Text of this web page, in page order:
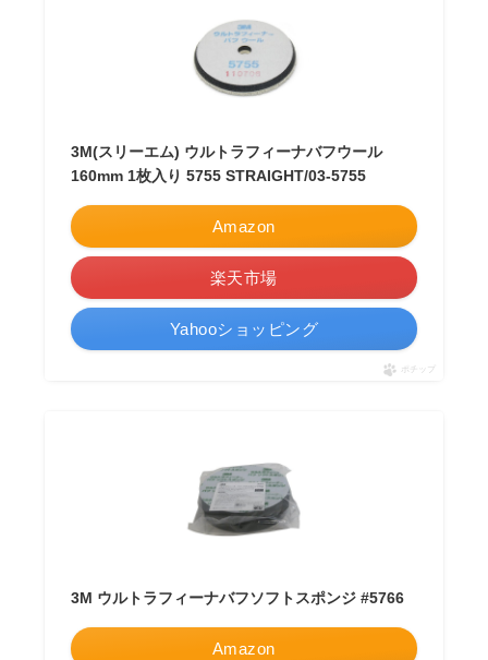
3M(スリーエム) ウルトラフィーナバフウール
160mm 1枚入り 5755 STRAIGHT/03-5755
Amazon
楽天市場
Yahooショッピング
ポチップ
3M ウルトラフィーナバフソフトスポンジ #5766
Amazon